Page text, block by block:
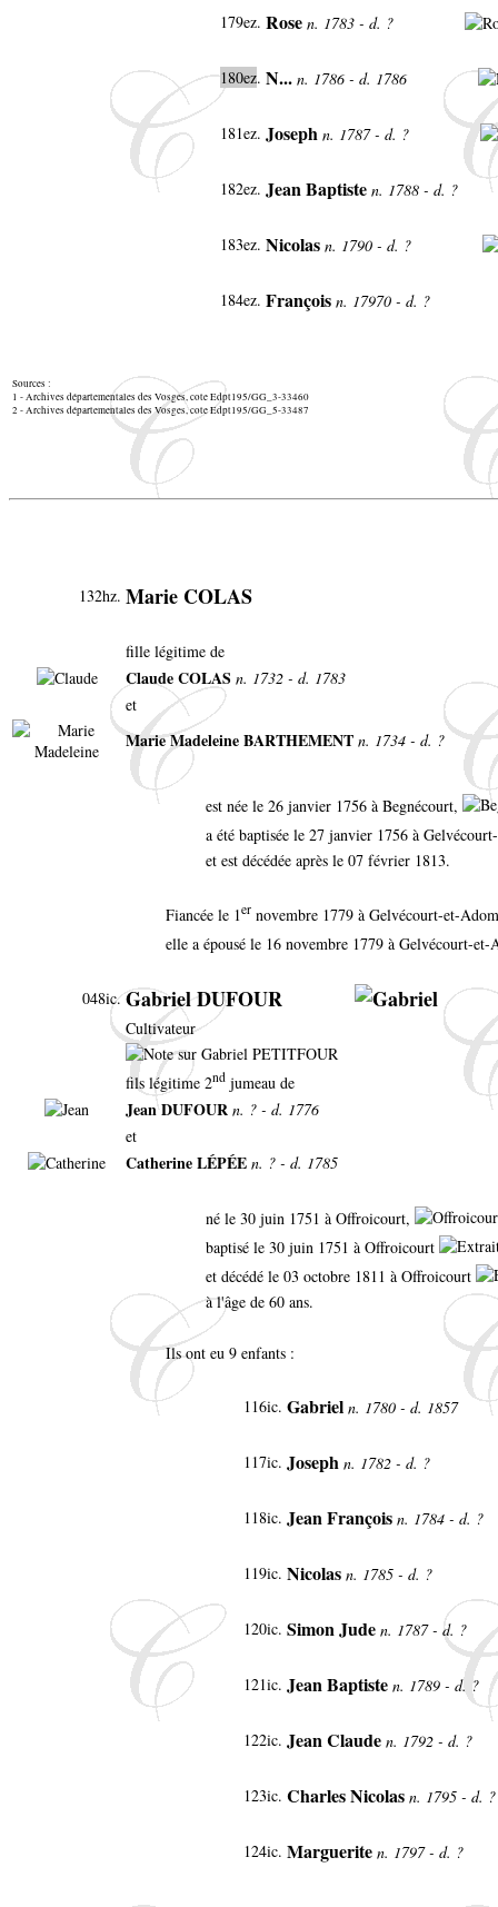
179ez. Rose n. 1783 - d. ?
180ez. N... n. 1786 - d. 1786
181ez. Joseph n. 1787 - d. ?
182ez. Jean Baptiste n. 1788 - d. ?
183ez. Nicolas n. 1790 - d. ?
184ez. François n. 17970 - d. ?
Sources :
1 - Archives départementales des Vosges, cote Edpt195/GG_3-33460
2 - Archives départementales des Vosges, cote Edpt195/GG_5-33487
132hz. Marie COLAS
fille légitime de
Claude COLAS n. 1732 - d. 1783
et
Marie Madeleine BARTHEMENT n. 1734 - d. ?
est née le 26 janvier 1756 à Begnécourt,
a été baptisée le 27 janvier 1756 à
et est décédée après le 07 février 1813.
Fiancée le 1er novembre 1779 à Gelvécourt-et-
elle a épousé le 16 novembre 1779 à Gelvécourt-
048ic. Gabriel DUFOUR
Cultivateur
fils légitime 2nd jumeau de
Jean DUFOUR n. ? - d. 1776
et
Catherine LÉPÉE n. ? - d. 1785
né le 30 juin 1751 à Offroicourt,
baptisé le 30 juin 1751 à Offroicourt
et décédé le 03 octobre 1811 à Offroicourt
à l'âge de 60 ans.
Ils ont eu 9 enfants :
116ic. Gabriel n. 1780 - d. 1857
117ic. Joseph n. 1782 - d. ?
118ic. Jean François n. 1784 - d. ?
119ic. Nicolas n. 1785 - d. ?
120ic. Simon Jude n. 1787 - d. ?
121ic. Jean Baptiste n. 1789 - d. ?
122ic. Jean Claude n. 1792 - d. ?
123ic. Charles Nicolas n. 1795 - d.
124ic. Marguerite n. 1797 - d. ?